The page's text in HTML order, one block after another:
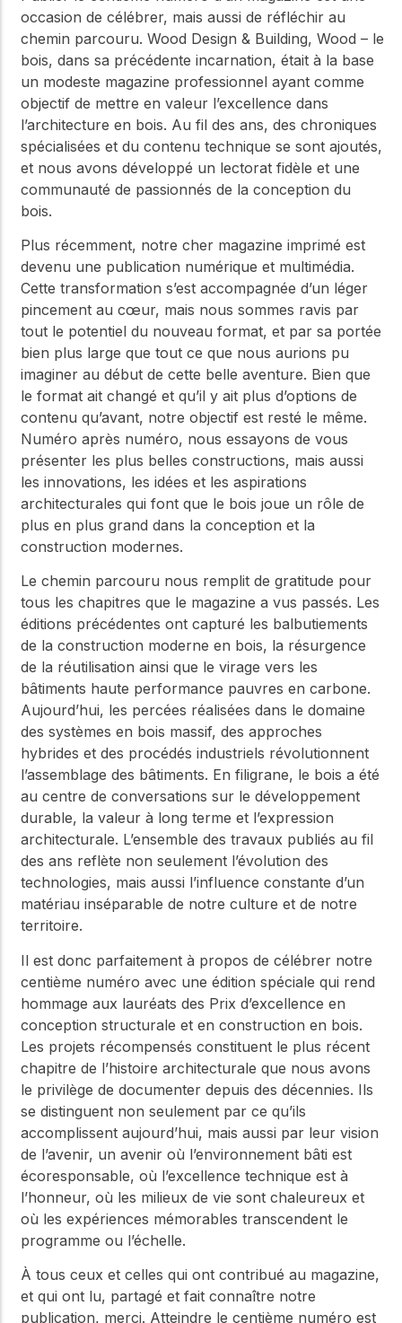
occasion de célébrer, mais aussi de réfléchir au
chemin parcouru. Wood Design & Building, Wood – le
bois, dans sa précédente incarnation, était à la base
un modeste magazine professionnel ayant comme
objectif de mettre en valeur l’excellence dans
l’architecture en bois. Au fil des ans, des chroniques
spécialisées et du contenu technique se sont ajoutés,
et nous avons développé un lectorat fidèle et une
communauté de passionnés de la conception du
bois.
Plus récemment, notre cher magazine imprimé est
devenu une publication numérique et multimédia.
Cette transformation s’est accompagnée d’un léger
pincement au cœur, mais nous sommes ravis par
tout le potentiel du nouveau format, et par sa portée
bien plus large que tout ce que nous aurions pu
imaginer au début de cette belle aventure. Bien que
le format ait changé et qu’il y ait plus d’options de
contenu qu’avant, notre objectif est resté le même.
Numéro après numéro, nous essayons de vous
présenter les plus belles constructions, mais aussi
les innovations, les idées et les aspirations
architecturales qui font que le bois joue un rôle de
plus en plus grand dans la conception et la
construction modernes.
Le chemin parcouru nous remplit de gratitude pour
tous les chapitres que le magazine a vus passés. Les
éditions précédentes ont capturé les balbutiements
de la construction moderne en bois, la résurgence
de la réutilisation ainsi que le virage vers les
bâtiments haute performance pauvres en carbone.
Aujourd’hui, les percées réalisées dans le domaine
des systèmes en bois massif, des approches
hybrides et des procédés industriels révolutionnent
l’assemblage des bâtiments. En filigrane, le bois a été
au centre de conversations sur le développement
durable, la valeur à long terme et l’expression
architecturale. L’ensemble des travaux publiés au fil
des ans reflète non seulement l’évolution des
technologies, mais aussi l’influence constante d’un
matériau inséparable de notre culture et de notre
territoire.
Il est donc parfaitement à propos de célébrer notre
centième numéro avec une édition spéciale qui rend
hommage aux lauréats des Prix d’excellence en
conception structurale et en construction en bois.
Les projets récompensés constituent le plus récent
chapitre de l’histoire architecturale que nous avons
le privilège de documenter depuis des décennies. Ils
se distinguent non seulement par ce qu’ils
accomplissent aujourd’hui, mais aussi par leur vision
de l’avenir, un avenir où l’environnement bâti est
écoresponsable, où l’excellence technique est à
l’honneur, où les milieux de vie sont chaleureux et
où les expériences mémorables transcendent le
programme ou l’échelle.
À tous ceux et celles qui ont contribué au magazine,
et qui ont lu, partagé et fait connaître notre
publication, merci. Atteindre le centième numéro est